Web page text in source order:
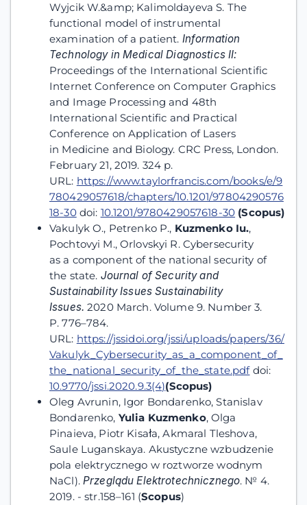
Wуjcik W.&amp; Kalimoldayeva S. The
functional model of instrumental
examination of a patient. Information
Technology in Medical Diagnostics II:
Proceedings of the International Scientific
Internet Conference on Computer Graphics
and Image Processing and 48th
International Scientific and Practical
Conference on Application of Lasers
in Medicine and Biology. CRC Press, London.
February 21, 2019. 324 p.
URL: https://www.taylorfrancis.com/books/e/9
780429057618/chapters/10.1201/97804290576
18-30doi: 10.1201/9780429057618-30 (Scopus)
Vakulyk O., Petrenko P., KuzmenkoIu.,
Pochtovyi M., Orlovskyi R. Cybersecurity
as a component of the national security of
the state. Journal of Security and
Sustainability IssuesSustainability
Issues.2020 March. Volume 9. Number 3.
P. 776–784.
URL: https://jssidoi.org/jssi/uploads/papers/36/
Vakulyk_Cybersecurity_as_a_component_of_
the_national_security_of_the_state.pdfdoi:
10.9770/jssi.2020.9.3(4)(Scopus)
Oleg Avrunin, Igor Bondarenko, Stanislav
Bondarenko, Yulia Kuzmenko, Olga
Pinaieva, Piotr Kisała, Akmaral Tleshova,
Saule Luganskaya. Аkustyczne wzbudzenie
pola elektrycznego w roztworze wodnym
NaCl).Przeglądu Elektrotechnicznego. № 4.
2019. - str.158–161 (Scopus)